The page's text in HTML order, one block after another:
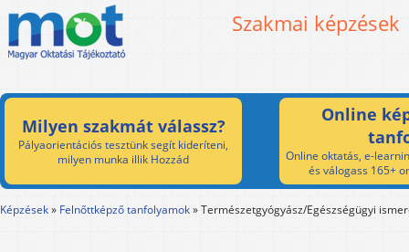
Szakmai képzések
Milyen szakmát válassz?
Pályaorientációs tesztünk segít kideríteni,
milyen munka illik Hozzád
Online
Online oktatás, e-
és válogass 165+
Képzések» Felnőttképző tanfolyamok»Természetgyógyász/Egészségügyi